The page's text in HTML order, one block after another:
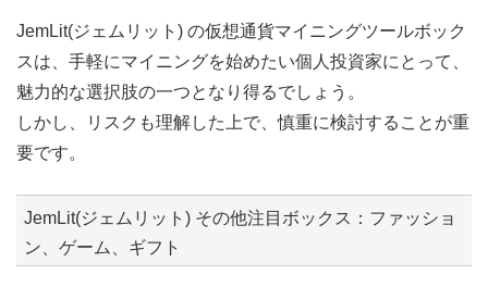
JemLit(ジェムリット) の仮想通貨マイニングツールボック
スは、手軽にマイニングを始めたい個人投資家にとって、
魅力的な選択肢の一つとなり得るでしょう。
しかし、リスクも理解した上で、慎重に検討することが重
要です。
JemLit(ジェムリット) その他注目ボックス：ファッショ
ン、ゲーム、ギフト